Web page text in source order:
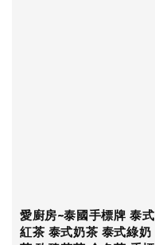
愛廚房~泰國手標牌 泰式
紅茶 泰式奶茶 泰式綠奶